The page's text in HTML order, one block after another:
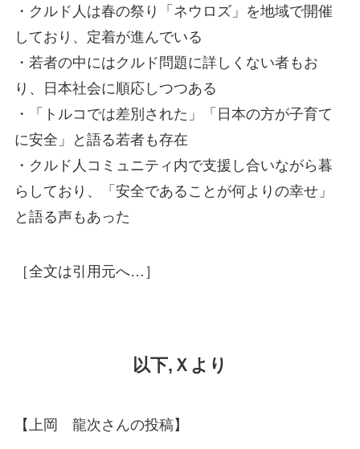
・クルド人は春の祭り「ネウロズ」を地域で開催
しており、定着が進んでいる
・若者の中にはクルド問題に詳しくない者もお
り、日本社会に順応しつつある
・「トルコでは差別された」「日本の方が子育て
に安全」と語る若者も存在
・クルド人コミュニティ内で支援し合いながら暮
らしており、「安全であることが何よりの幸せ」
と語る声もあった
［全文は引用元へ…］
以下,Ｘより
【上岡 龍次さんの投稿】